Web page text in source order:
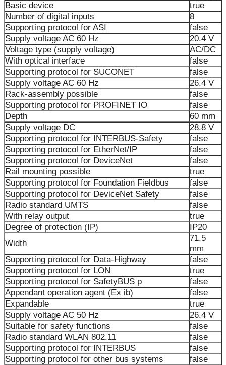
Basic device
true
Number of digital inputs
8
Supporting protocol for ASI
false
Supply voltage AC 60 Hz
20.4 V
Voltage type (supply voltage)
AC/DC
With optical interface
false
Supporting protocol for SUCONET
false
Supply voltage AC 60 Hz
26.4 V
Rack-assembly possible
false
Supporting protocol for PROFINET IO
false
Depth
60 mm
Supply voltage DC
28.8 V
Supporting protocol for INTERBUS-Safety
false
Supporting protocol for EtherNet/IP
false
Supporting protocol for DeviceNet
false
Rail mounting possible
true
Supporting protocol for Foundation Fieldbus
false
Supporting protocol for DeviceNet Safety
false
Radio standard UMTS
false
With relay output
true
Degree of protection (IP)
IP20
Width
71.5
mm
Supporting protocol for Data-Highway
false
Supporting protocol for LON
true
Supporting protocol for SafetyBUS p
false
Appendant operation agent (Ex ib)
false
Expandable
true
Supply voltage AC 50 Hz
26.4 V
Suitable for safety functions
false
Radio standard WLAN 802.11
false
Supporting protocol for INTERBUS
false
Supporting protocol for other bus systems
false